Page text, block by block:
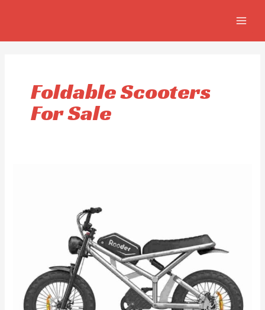
Foldable Scooters
For Sale